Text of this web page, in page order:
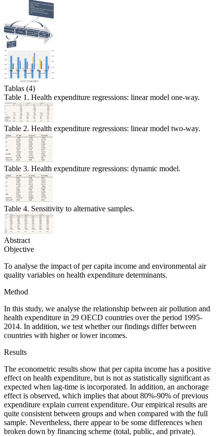
Tablas (4)
Table 1. Health expenditure regressions: linear model one-way.
Table 2. Health expenditure regressions: linear model two-way.
Table 3. Health expenditure regressions: dynamic model.
Table 4. Sensitivity to alternative samples.
Abstract
Objective
To analyse the impact of per capita income and environmental air
quality variables on health expenditure determinants.
Method
In this study, we analyse the relationship between air pollution and
health expenditure in 29 OECD countries over the period 1995-
2014. In addition, we test whether our findings differ between
countries with higher or lower incomes.
Results
The econometric results show that per capita income has a positive
effect on health expenditure, but is not as statistically significant as
expected when lag-time is incorporated. In addition, an anchorage
effect is observed, which implies that about 80%-90% of previous
expenditure explain current expenditure. Our empirical results are
quite consistent between groups and when compared with the full
sample. Nevertheless, there appear to be some differences when
broken down by financing scheme (total, public, and private).